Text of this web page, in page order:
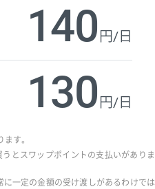
140 円/日
130 円/日
す。
うとスワップポイントの支払いがありま
に一定の金額の受け渡しがあるわけでは